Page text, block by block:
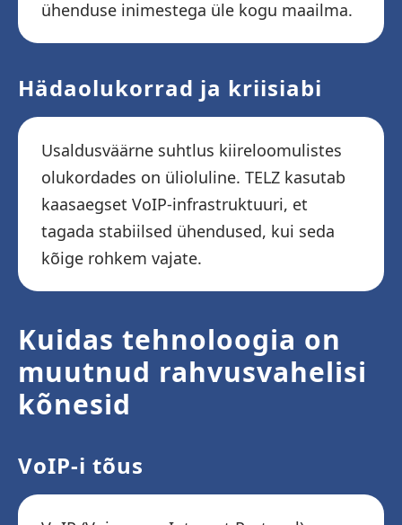
ühenduse inimestega üle kogu maailma.
Hädaolukorrad ja kriisiabi
Usaldusväärne suhtlus kiireloomulistes
olukordades on ülioluline. TELZ kasutab
kaasaegset VoIP-infrastruktuuri, et
tagada stabiilsed ühendused, kui seda
kõige rohkem vajate.
Kuidas tehnoloogia on
muutnud rahvusvahelisi
kõnesid
VoIP-i tõus